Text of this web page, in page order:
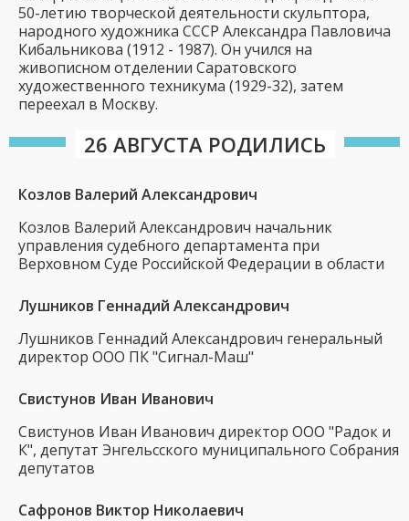
50-летию творческой деятельности скульптора,
народного художника СССР Александра Павловича
Кибальникова (1912 - 1987). Он учился на
живописном отделении Саратовского
художественного техникума (1929-32), затем
переехал в Москву.
26 АВГУСТА РОДИЛИСЬ
Козлов Валерий Александрович
Козлов Валерий Александрович начальник
управления судебного департамента при
Верховном Суде Российской Федерации в области
Лушников Геннадий Александрович
Лушников Геннадий Александрович генеральный
директор ООО ПК "Сигнал-Маш"
Свистунов Иван Иванович
Свистунов Иван Иванович директор ООО "Радок и
К", депутат Энгельсского муниципального Собрания
депутатов
Сафронов Виктор Николаевич